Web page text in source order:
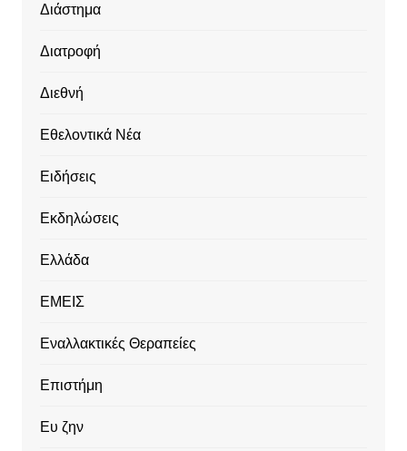
Διάστημα
Διατροφή
Διεθνή
Εθελοντικά Νέα
Ειδήσεις
Εκδηλώσεις
Ελλάδα
ΕΜΕΙΣ
Εναλλακτικές Θεραπείες
Επιστήμη
Ευ ζην